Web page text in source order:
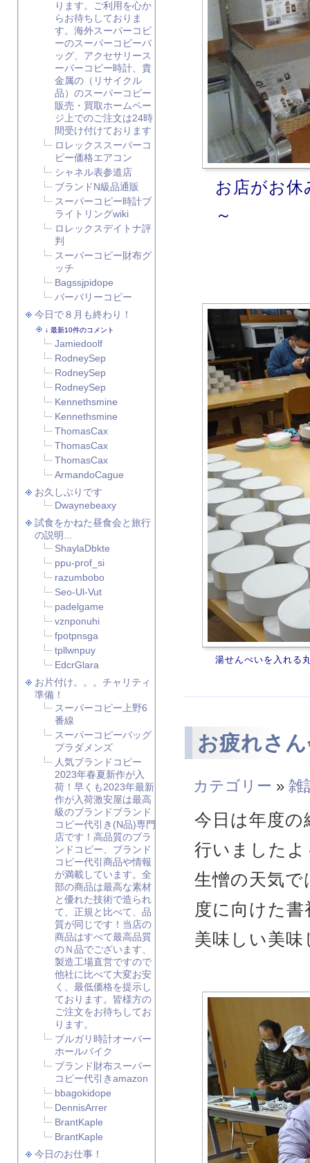
お店がお休
～
湯せんぺいを入れる
お疲れさ
カテゴリー » 雑
今日は年度
行いましたよ
生憎の天気
度に向けた
美味しい美
ります。ご利用を心か
らお待ちしておりま
す。海外スーパーコピ
ーのスーパーコピーバ
ッグ、アクセサリース
ーパーコピー時計、貴
金属の（リサイクル
品）のスーパーコピー
販売・買取ホームペー
ジ上でのご注文は24時
間受け付けております
ロレックススーパーコ
ピー価格エアコン
シャネル表参道店
ブランドN級品通販
スーパーコピー時計ブ
ライトリングwiki
ロレックスデイトナ評
判
スーパーコピー財布グ
ッチ
Bagssjpidope
バーバリーコピー
今日で８月も終わり！
最新10件のコメント
Jamiedoolf
RodneySep
RodneySep
RodneySep
Kennethsmine
Kennethsmine
ThomasCax
ThomasCax
ThomasCax
ArmandoCague
お久しぶりです
Dwaynebeaxy
試食をかねた昼食会と旅行
の説明...
ShaylaDbkte
ppu-prof_si
razumbobo
Seo-Ul-Vut
padelgame
vznponuhi
fpotpnsga
tpllwnpuy
EdcrGlara
お片付け。。。チャリティ
準備！
スーパーコピー上野6
番線
スーパーコピーバッグ
プラダメンズ
人気ブランドコピー
2023年春夏新作が入
荷！早くも2023年最新
作が入荷激安屋は最高
級のブランドブランド
コピー代引き(N品)専門
店です！高品質のブラ
ンドコピー、ブランド
コピー代引商品や情報
が満載しています。全
部の商品は最高な素材
と優れた技術で造られ
て、正規と比べて、品
質が同じです！当店の
商品はすべて最高品質
のＮ品でございます、
製造工場直営ですので
他社に比べて大変お安
く、最低価格を提示し
ております。皆様方の
ご注文をお待ちしてお
ります。
ブルガリ時計オーバー
ホールバイク
ブランド財布スーパー
コピー代引きamazon
bbagokidope
DennisArrer
BrantKaple
BrantKaple
今日のお仕事！